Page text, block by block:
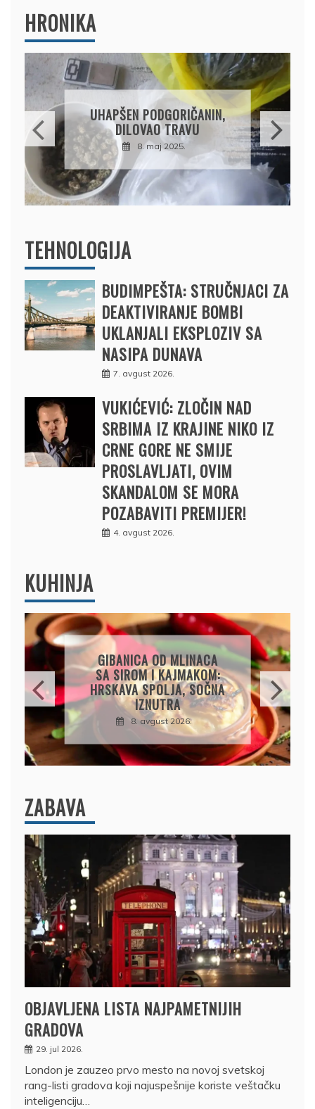
HRONIKA
DRŽAVLJANIN RUSIJE
OSUMNJIČEN DA JE
PRODAO TUĐI BMW,
DRŽAVU NAPUSTIO
BRODOM
12. februar 2025.
TEHNOLOGIJA
BUDIMPEŠTA: STRUČNJACI ZA
DEAKTIVIRANJE BOMBI
UKLANJALI EKSPLOZIV SA
NASIPA DUNAVA
7. avgust 2026.
VUKIĆEVIĆ: ZLOČIN NAD
SRBIMA IZ KRAJINE NIKO IZ
CRNE GORE NE SMIJE
PROSLAVLJATI, OVIM
SKANDALOM SE MORA
POZABAVITI PREMIJER!
4. avgust 2026.
KUHINJA
OSVJEŽAVAJUĆA
LIMUNADA OD
KRASTAVCA: SAVRŠEN
NAPITAK ZA VRELE DANE
8. avgust 2026.
ZABAVA
OBJAVLJENA LISTA NAJPAMETNIJIH
GRADOVA
29. jul 2026.
London je zauzeo prvo mesto na novoj svetskoj
rang-listi gradova koji najuspešnije koriste veštačku
inteligenciju…